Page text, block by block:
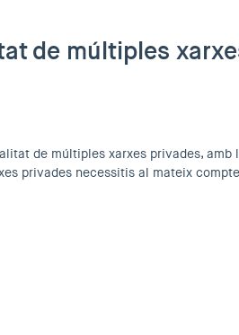
de múltiples
de múltiples xarxes privades, amb
privades necessitis al mateix